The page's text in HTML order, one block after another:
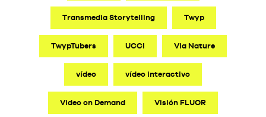
Transmedia Storytelling Twyp
TwypTubers UCCI Via Nature
vídeo vídeo interactivo
Video on Demand Visión FLUOR